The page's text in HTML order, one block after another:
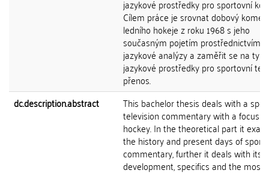
jazykové prostředky pro sportovní
Cílem práce je srovnat dobový
ledního hokeje z roku 1968 s jeho
současným pojetím prostřednictvím
jazykové analýzy a zaměřit se na
jazykové prostředky pro sportovní
přenos.
dc.description.abstract
This bachelor thesis deals with a
television commentary with a focus
hockey. In the theoretical part it
the history and present days of sports
commentary, further it deals with its
development, specifics and the most